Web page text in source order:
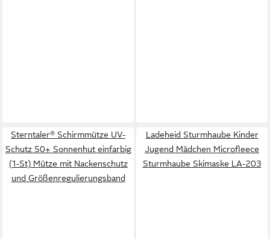
Sterntaler® Schirmmütze UV-
Schutz 50+ Sonnenhut einfarbig
(1-St) Mütze mit Nackenschutz
und Größenregulierungsband
Ladeheid Sturmhaube Kinder
Jugend Mädchen Microfleece
Sturmhaube Skimaske LA-203